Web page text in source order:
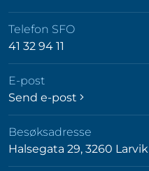
Telefon SFO
41 32 94 11
E-post
Send e-post
Besøksadresse
Halsegata 29, 3260 Larvik